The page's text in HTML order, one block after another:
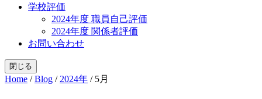
学校評価
2024年度 職員自己評価
2024年度 関係者評価
お問い合わせ
閉じる
Home /Blog / 2024年 / 5月